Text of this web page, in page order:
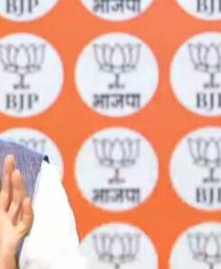
పోరాటానికి కట్టుబడి
మోదీ పార్టీ ఎంపీలను
పారదోలేందుకు పార్టీ
మోదీ మాట్లాడారు. భారతదేశం